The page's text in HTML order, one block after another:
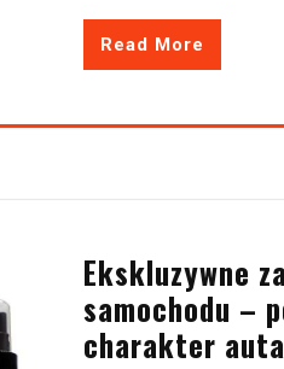
Read More
Ekskluzywne
samochodu –
charakter auta